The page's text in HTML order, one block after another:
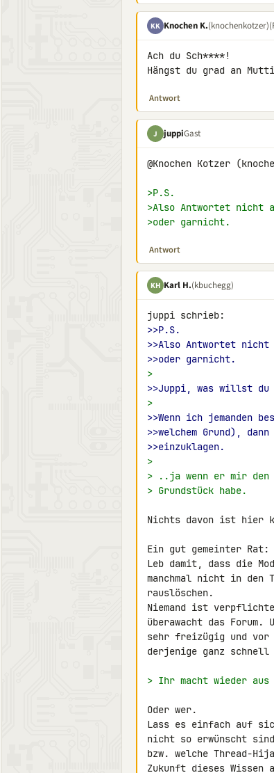
KK Knochen K.(knochenkotzer)
Ach du Sch****!
Hängst du grad an
Antwort
J juppiGast
@Knochen Kotzer
>P.S.
>Also Antwortet nicht
>oder garnicht.
Antwort
KH Karl H.(kbuchegg)
>>P.S.
>>Also Antwortet nicht
>>oder garnicht.
>
>>Juppi, was willst
>
>>Wenn ich jemanden
>>welchem Grund),
>>einzuklagen.
>
> ..ja wenn er mir den
> Grundstück habe.
Nichts davon ist hier
Ein gut gemeinter Rat:
Leb damit, dass die
manchmal nicht in
rauslöschen.
Niemand ist
überawacht das
sehr freizügig und
derjenige ganz schnell
> Ihr macht wieder
Oder wer.
Lass es einfach auf
nicht so erwünscht
bzw. welche Thread-
Zukunft dieses